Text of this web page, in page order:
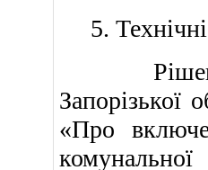
5. Технічні
Рішення 5
«Про